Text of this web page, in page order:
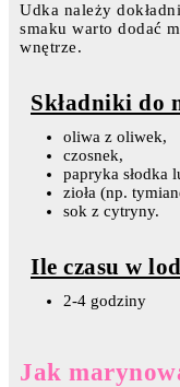
Udka należy
smaku warto dodać
wnętrze.
Składniki do
oliwa z oliwek,
czosnek,
papryka słodka
zioła (np.
sok z cytryny.
Ile czasu w
2-4 godziny
Jak